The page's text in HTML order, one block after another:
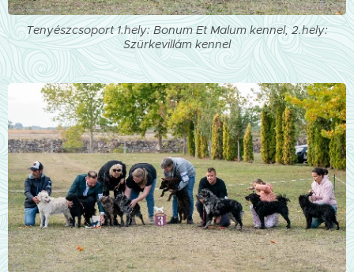
Tenyészcsoport 1.hely: Bonum Et Malum kennel, 2.hely:
Szürkevillám kennel